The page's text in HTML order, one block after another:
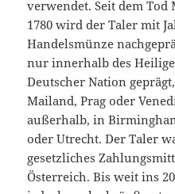
verwendet. Seit dem Tod
1780 wird der Taler mit
Handelsmünze
nur innerhalb des
Deutscher Nation
Mailand, Prag oder
außerhalb, in
oder Utrecht. Der Taler
gesetzliches
Österreich. Bis weit ins